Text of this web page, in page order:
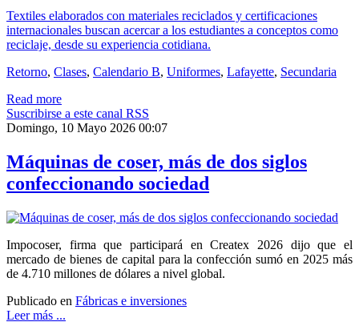
Textiles elaborados con materiales reciclados y certificaciones
internacionales buscan acercar a los estudiantes a conceptos como
reciclaje, desde su experiencia cotidiana.
Retorno, Clases, Calendario B, Uniformes, Lafayette, Secundaria
Read more
Suscribirse a este canal RSS
Domingo, 10 Mayo 2026 00:07
Máquinas de coser, más de dos siglos
confeccionando sociedad
Impocoser, firma que participará en Createx 2026 dijo que el
mercado de bienes de capital para la confección sumó en 2025 más
de 4.710 millones de dólares a nivel global.
Publicado en Fábricas e inversiones
Leer más ...